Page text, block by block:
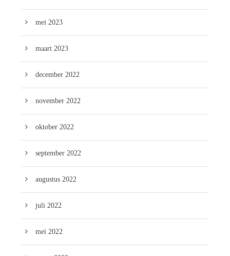
mei 2023
maart 2023
december 2022
november 2022
oktober 2022
september 2022
augustus 2022
juli 2022
mei 2022